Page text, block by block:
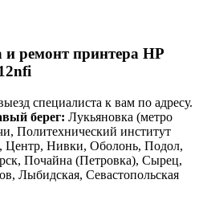
ремонт принтера HP
специалиста к вам по адресу.
берег: Лукьяновка (метро
Политехнический институт
Нивки, Оболонь, Подол,
Почайна (Петровка), Сырец,
Лыбидская, Севастопольская